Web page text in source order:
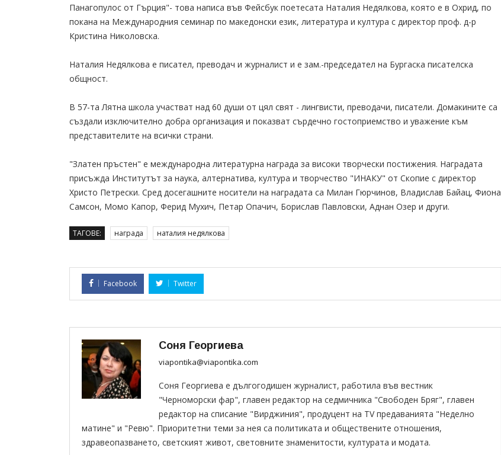
Панагопулос от Гърция"- това написа във Фейсбук поетесата Наталия Недялкова, която е в Охрид, по
покана на Международния семинар по македонски език, литература и култура с директор проф. д-р
Кристина Николовска.
Наталия Недялкова е писател, преводач и журналист и е зам.-председател на Бургаска писателска
общност.
В 57-та Лятна школа участват над 60 души от цял свят - лингвисти, преводачи, писатели. Домакините са
създали изключително добра организация и показват сърдечно гостоприемство и уважение към
представителите на всички страни.
"Златен пръстен" е международна литературна награда за високи творчески постижения. Наградата
присъжда Институтът за наука, алтернатива, култура и творчество "ИНАКУ" от Скопие с директор
Христо Петрески. Сред досегашните носители на наградата са Милан Гюрчинов, Владислав Байац, Фиона
Самсон, Момо Капор, Ферид Мухич, Петар Опачич, Борислав Павловски, Аднан Озер и други.
ТАГОВЕ: награда наталия недялкова
Facebook Twitter
Соня Георгиева
viapontika@viapontika.com
Соня Георгиева е дългогодишен журналист, работила във вестник
"Черноморски фар", главен редактор на седмичника "Свободен Бряг", главен
редактор на списание "Вирджиния", продуцент на TV предаванията "Неделно
матине" и "Ревю". Приоритетни теми за нея са политиката и обществените отношения,
здравеопазването, светският живот, световните знаменитости, културата и модата.